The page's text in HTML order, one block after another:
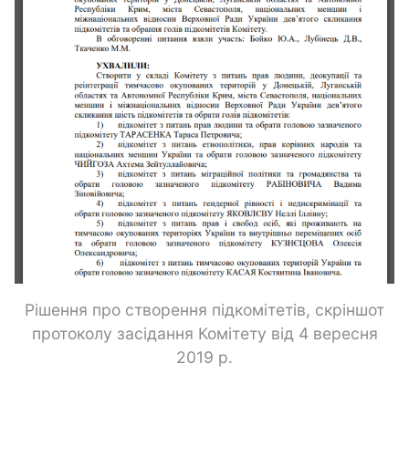
Рішення про створення підкомітетів, скріншот
протоколу засідання Комітету від 4 вересня
2019 р.